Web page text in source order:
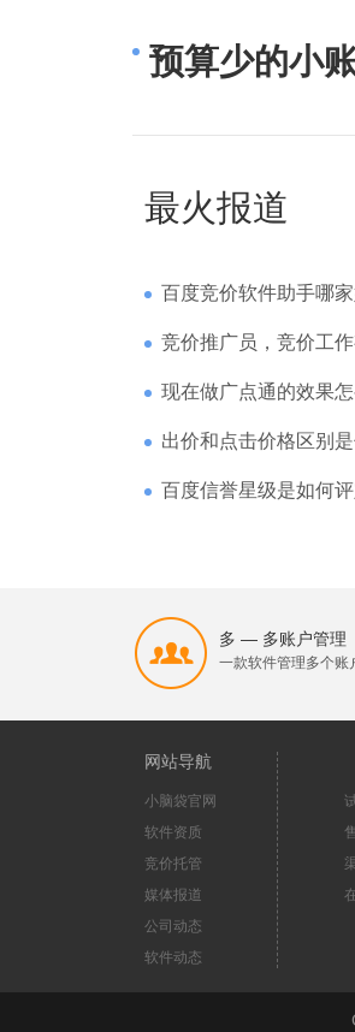
预算少的小
最火报道
百度竞价软件助手哪家好？快
竞价推广员，竞价工作有前途
现在做广点通的效果
出价和点击价格区别是
百度信誉星级是如何评
多 — 多账户管理
一款软件管理多个账
网站导航
小脑袋官网
软件资质
竞价托管
媒体报道
公司动态
软件动态